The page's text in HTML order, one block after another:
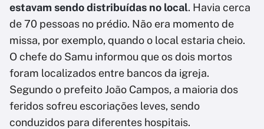
estavam sendo distribuídas no local. Havia cerca
de 70 pessoas no prédio. Não era momento de
missa, por exemplo, quando o local estaria cheio.
O chefe do Samu informou que os dois mortos
foram localizados entre bancos da igreja.
Segundo o prefeito João Campos, a maioria dos
feridos sofreu escoriações leves, sendo
conduzidos para diferentes hospitais.